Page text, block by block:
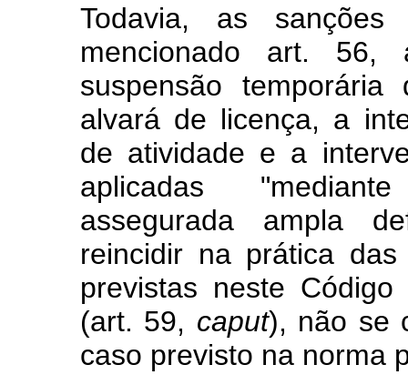
Todavia, as sanções
mencionado art. 56,
suspensão
alvará de licença, a
de atividade e a
aplicadas
assegurada ampla
reincidir na prática
previstas neste
(art. 59, caput), não se
caso previsto na norma